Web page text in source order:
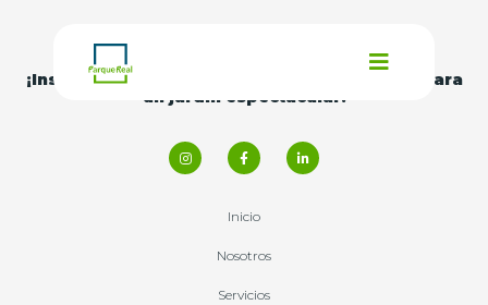
¡Inspírate con nuestras
para
un jardín espectacular!
Inicio
Nosotros
Servicios